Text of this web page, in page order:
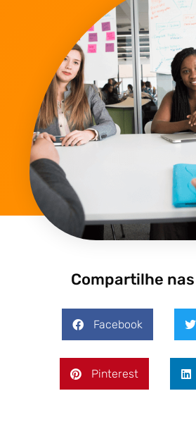
Compartilhe
Facebook
Pinterest